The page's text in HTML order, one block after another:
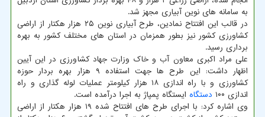
به سامانه های نوین آبیاری مجهز شد.
در قالب این افتتاح نمادین، طرح آبیاری نوین ۲۵ هزار هکتار از اراضی
کشاورزی کشور نیز بطور همزمان در استان های مختلف کشور به بهره
برداری رسید.
علی مراد اکبری معاون آب و خاک وزارت جهاد کشاورزی در این آیین
اظهار داشت: این طرح ها جهت استفاده ۹ هزار بهره بردار حوزه
کشاورزی و با راه اندازی ۱۸ هزار کیلومتر عملیات لوله گذاری و راه
اندازی ۱۰۰
دستگاه ایستگاه پمپاژ به اجرا درآمده است.
وی اشاره کرد: با اجرای طرح های افتتاح شده ۱۹ هزار هکتار از اراضی